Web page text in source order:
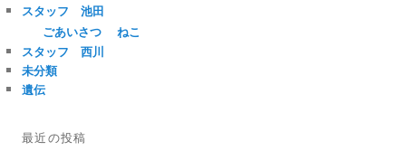
スタッフ 池田
ごあいさつ
ねこ
スタッフ 西川
未分類
遺伝
最近の投稿